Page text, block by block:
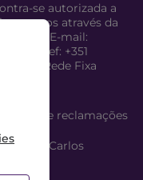
se autorizada a
através da
I.P. E-mail:
| Telef: +351
para Rede Fixa
livro de reclamações
Carlos